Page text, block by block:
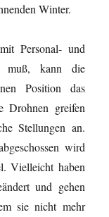
Winter.
Personal- und
muß, kann die
Position das
Drohnen greifen
Stellungen an.
wird
Vielleicht haben
und gehen
sie nicht mehr